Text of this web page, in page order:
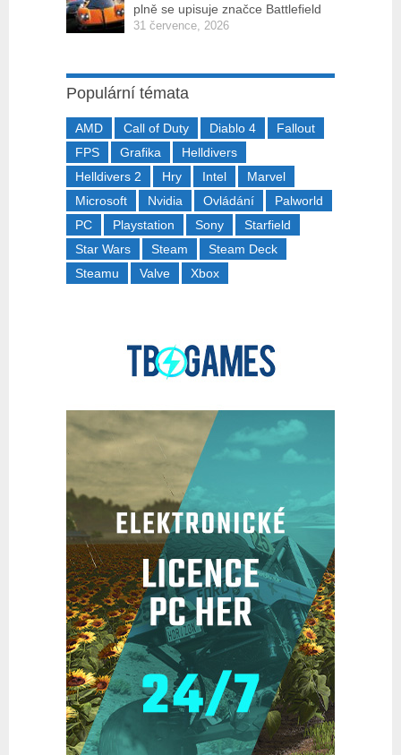
plně se upisuje značce Battlefield
31 července, 2026
Populární témata
AMD Call of Duty Diablo 4
Fallout
FPS
Grafika
Helldivers
Helldivers 2
Hry Intel
Marvel
Microsoft
Nvidia Ovládání
Palworld
PC
Playstation Sony
Starfield
Star Wars
Steam
Steam Deck
Steamu
Valve Xbox